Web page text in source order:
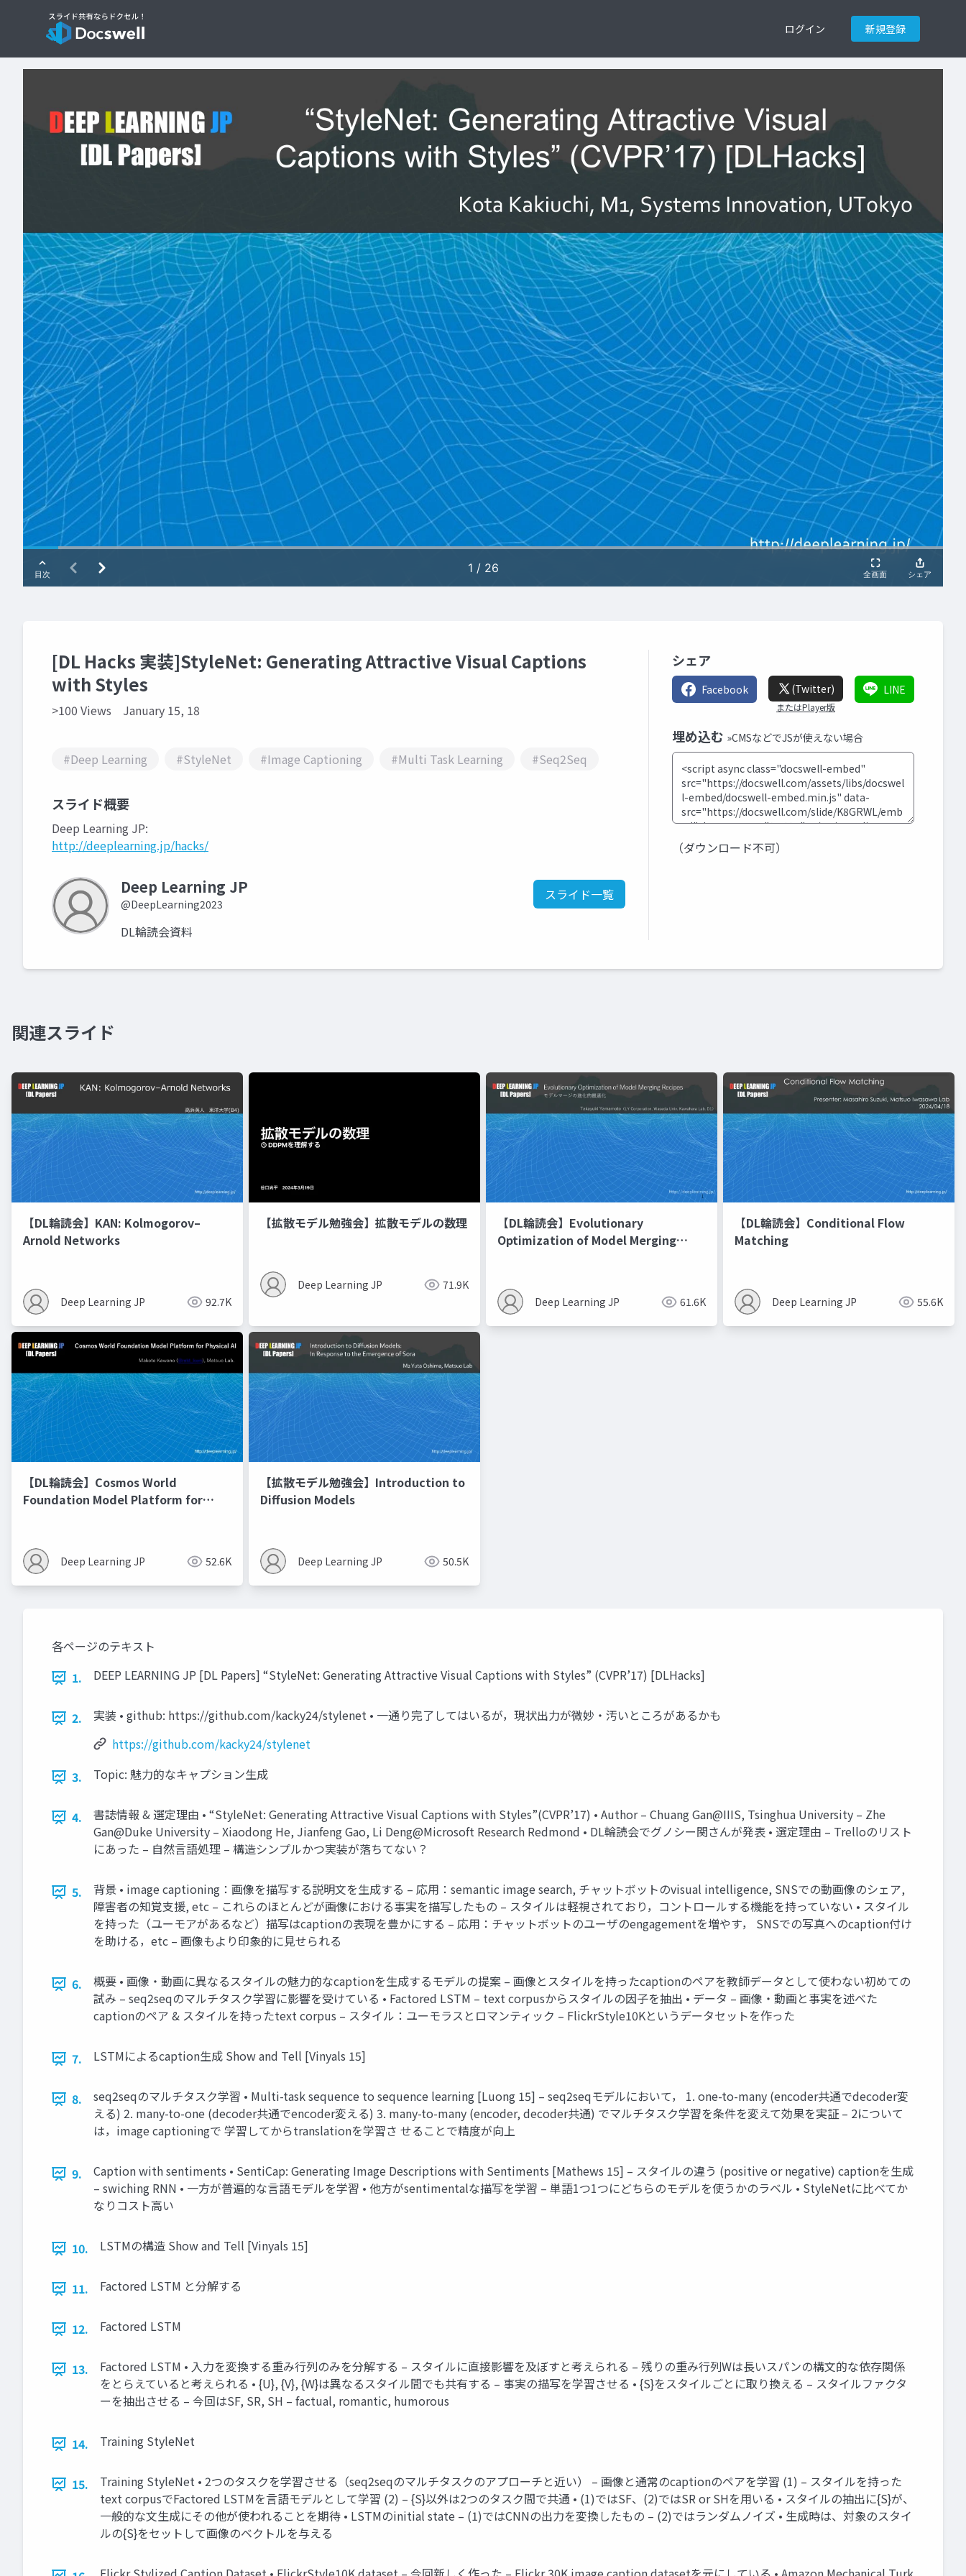
ログイン 新規登録
[DL Hacks 実装]StyleNet: Generating Attractive Visual Captions
with Styles
>100 Views January 15, 18
#Deep Learning #StyleNet #Image Captioning #Multi Task Learning #Seq2Seq
スライド概要
Deep Learning JP:
http://deeplearning.jp/hacks/
Deep Learning JP
@DeepLearning2023
スライド一覧
DL輪読会資料
シェア
Facebook (Twitter)
またはPlayer版
LINE
埋め込む »CMSなどでJSが使えない場合
（ダウンロード不可）
関連スライド
【DL輪読会】KAN: Kolmogorov–
Arnold Networks
Deep Learning JP 92.7K
【拡散モデル勉強会】拡散モデルの数理
Deep Learning JP 71.9K
【DL輪読会】Evolutionary
Optimization of Model Merging
Deep Learning JP 61.6K
【DL輪読会】Conditional Flow
Matching
Deep Learning JP 55.6K
【DL輪読会】Cosmos World
Foundation Model Platform for
Deep Learning JP 52.6K
【拡散モデル勉強会】Introduction to
Diffusion Models
Deep Learning JP 50.5K
各ページのテキスト
1.
DEEP LEARNING JP [DL Papers] “StyleNet: Generating Attractive Visual Captions with Styles” (CVPR’17) [DLHacks]
2.
実装 • github: https://github.com/kacky24/stylenet • 一通り完了してはいるが，現状出力が微妙・汚いところがあるかも
https://github.com/kacky24/stylenet
3.
Topic: 魅力的なキャプション生成
4.
書誌情報 & 選定理由 • “StyleNet: Generating Attractive Visual Captions with Styles”(CVPR’17) • Author – Chuang Gan@IIIS, Tsinghua University – Zhe
Gan@Duke University – Xiaodong He, Jianfeng Gao, Li Deng@Microsoft Research Redmond • DL輪読会でグノシー関さんが発表 • 選定理由 – Trelloのリスト
にあった – 自然言語処理 – 構造シンプルかつ実装が落ちてない？
5.
背景 • image captioning：画像を描写する説明文を生成する – 応用：semantic image search, チャットボットのvisual intelligence, SNSでの動画像のシェア,
障害者の知覚支援, etc – これらのほとんどが画像における事実を描写したもの – スタイルは軽視されており，コントロールする機能を持っていない • スタイル
を持った（ユーモアがあるなど）描写はcaptionの表現を豊かにする – 応用：チャットボットのユーザのengagementを増やす， SNSでの写真へのcaption付け
を助ける，etc – 画像もより印象的に見せられる
6.
概要 • 画像・動画に異なるスタイルの魅力的なcaptionを生成するモデルの提案 – 画像とスタイルを持ったcaptionのペアを教師データとして使わない初めての
試み – seq2seqのマルチタスク学習に影響を受けている • Factored LSTM – text corpusからスタイルの因子を抽出 • データ – 画像・動画と事実を述べた
captionのペア & スタイルを持ったtext corpus – スタイル：ユーモラスとロマンティック – FlickrStyle10Kというデータセットを作った
7. LSTMによるcaption生成 Show and Tell [Vinyals 15]
8.
seq2seqのマルチタスク学習 • Multi-task sequence to sequence learning [Luong 15] – seq2seqモデルにおいて， 1. one-to-many (encoder共通でdecoder変
える) 2. many-to-one (decoder共通でencoder変える) 3. many-to-many (encoder, decoder共通) でマルチタスク学習を条件を変えて効果を実証 – 2について
は，image captioningで 学習してからtranslationを学習さ せることで精度が向上
9.
Caption with sentiments • SentiCap: Generating Image Descriptions with Sentiments [Mathews 15] – スタイルの違う (positive or negative) captionを生成
– swiching RNN • 一方が普遍的な言語モデルを学習 • 他方がsentimentalな描写を学習 – 単語1つ1つにどちらのモデルを使うかのラベル • StyleNetに比べてか
なりコスト高い
10. LSTMの構造 Show and Tell [Vinyals 15]
11. Factored LSTM と分解する
12. Factored LSTM
13.
Factored LSTM • 入力を変換する重み行列のみを分解する – スタイルに直接影響を及ぼすと考えられる – 残りの重み行列Wは長いスパンの構文的な依存関係
をとらえていると考えられる • {U}, {V}, {W}は異なるスタイル間でも共有する – 事実の描写を学習させる • {S}をスタイルごとに取り換える – スタイルファクタ
ーを抽出させる – 今回はSF, SR, SH – factual, romantic, humorous
14. Training StyleNet
15.
Training StyleNet • 2つのタスクを学習させる（seq2seqのマルチタスクのアプローチと近い） – 画像と通常のcaptionのペアを学習 (1) – スタイルを持った
text corpusでFactored LSTMを言語モデルとして学習 (2) – {S}以外は2つのタスク間で共通 • (1)ではSF、(2)ではSR or SHを用いる • スタイルの抽出に{S}が、
一般的な文生成にその他が使われることを期待 • LSTMのinitial state – (1)ではCNNの出力を変換したもの – (2)ではランダムノイズ • 生成時は、対象のスタイ
ルの{S}をセットして画像のベクトルを与える